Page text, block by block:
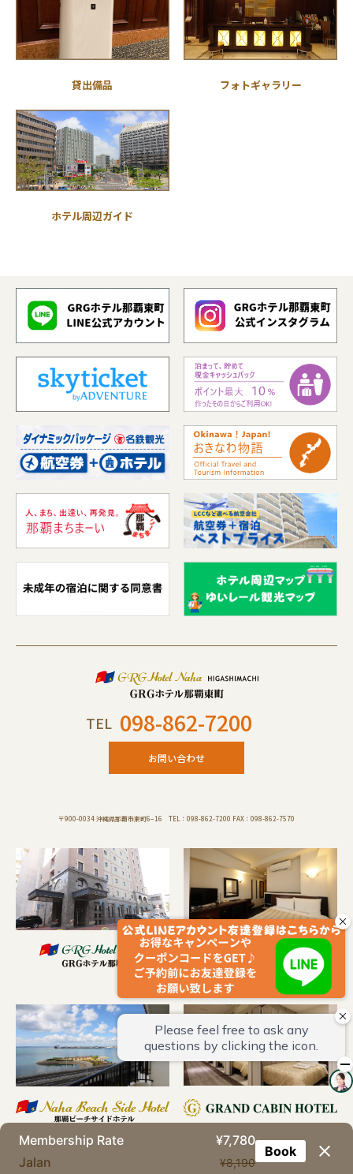
貸出備品 フォトギャラリー
ホテル周辺ガイド
TEL 098-862-7200
お問い合わせ
〒900-0034 沖縄県那覇市東町6−16 TEL：098-862-7200 FAX：098-862-7570
Copyright © Okinawa GRG Hotels. All Rights Reserved.
Membership Rate
¥7,780
Jalan
¥8,190
Book